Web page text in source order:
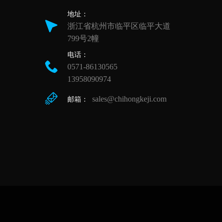
地址：
浙江省杭州市临平区临平大道
799号2幢
电话：
0571-86130565
13958090974
邮箱： sales@chihongkeji.com